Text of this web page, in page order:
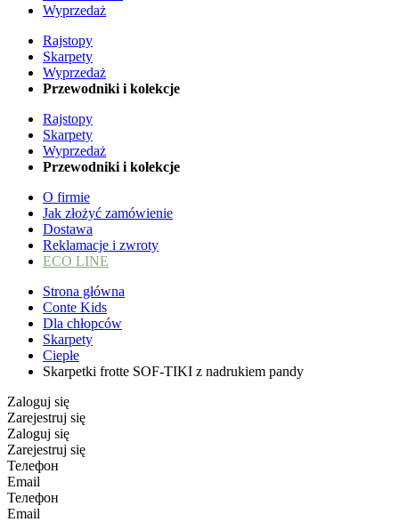
Wyprzedaż
Rajstopy
Skarpety
Wyprzedaż
Przewodniki i kolekcje
Rajstopy
Skarpety
Wyprzedaż
Przewodniki i kolekcje
O firmie
Jak złożyć zamówienie
Dostawa
Reklamacje i zwroty
ECO LINE
Strona główna
Conte Kids
Dla chłopców
Skarpety
Ciepłe
Skarpetki frotte SOF-TIKI z nadrukiem pandy
Zaloguj się
Zarejestruj się
Zaloguj się
Zarejestruj się
Телефон
Email
Телефон
Email